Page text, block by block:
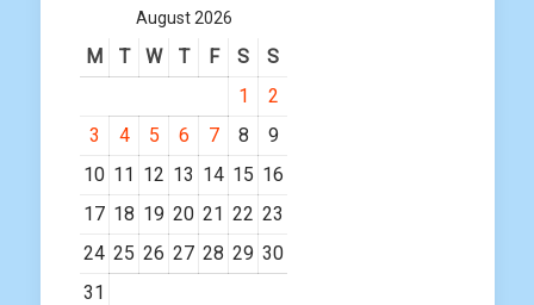
August 2026
M T W T F S
S
1
2
3
4 5 6 7 8
9
10 11 12 13 14 15 16
17 18 19 20 21 22 23
24 25 26 27 28 29 30
31